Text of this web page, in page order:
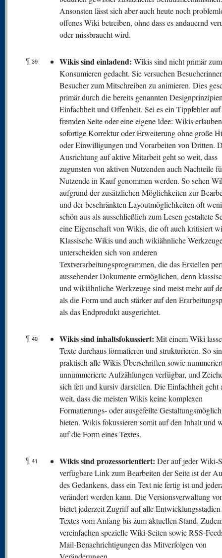
Ansonsten lässt sich aber auch heute noch
offenes Wiki betreiben, ohne dass es andauernd
oder missbraucht wird.
¶ 39 Wikis sind einladend: Wikis sind nicht primär
Konsumieren gedacht. Sie versuchen
Besucher zum Mitschreiben zu animieren. Dies
primär durch die bereits genannten
Einfachheit und Offenheit. Sei es ein Tippfehler auf
fremden Seite oder eine eigene Idee: Wikis
sofortige Korrektur oder Erweiterung ohne große
oder Einwilligungen und Vorarbeiten von Dritten.
Ausrichtung auf aktive Mitarbeit geht so weit, dass
zugunsten von aktiven Nutzenden auch Nachteile
Nutzende in Kauf genommen werden. So sehen
aufgrund der zusätzlichen Möglichkeiten zur
und der beschränkten Layoutmöglichkeiten oft
schön aus als ausschließlich zum Lesen gestaltete
eine Eigenschaft von Wikis, die oft auch kritisiert
Klassische Wikis und auch wikiähnliche
unterscheiden sich von anderen
Textverarbeitungsprogrammen, die das Erstellen
aussehender Dokumente ermöglichen, denn
und wikiähnliche Werkzeuge sind meist mehr auf
als die Form und auch stärker auf den
als das Endprodukt ausgerichtet.
¶ 40 Wikis sind inhaltsfokussiert: Mit einem Wiki
Texte durchaus formatieren und strukturieren. So
praktisch alle Wikis Überschriften sowie
unnummerierte Aufzählungen verfügbar, und
sich fett und kursiv darstellen. Die Einfachheit geht
weit, dass die meisten Wikis keine komplexen
Formatierungs- oder ausgefeilte
bieten. Wikis fokussieren somit auf den Inhalt und
auf die Form eines Textes.
¶ 41 Wikis sind prozessorientiert: Der auf jeder Wiki-
verfügbare Link zum Bearbeiten der Seite ist der
des Gedankens, dass ein Text nie fertig ist und
verändert werden kann. Die Versionsverwaltung
bietet jederzeit Zugriff auf alle Entwicklungsstadien
Textes vom Anfang bis zum aktuellen Stand.
vereinfachen spezielle Wiki-Seiten sowie RSS-
Mail-Benachrichtigungen das Mitverfolgen von